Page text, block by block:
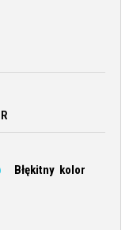
Błękitny kolor